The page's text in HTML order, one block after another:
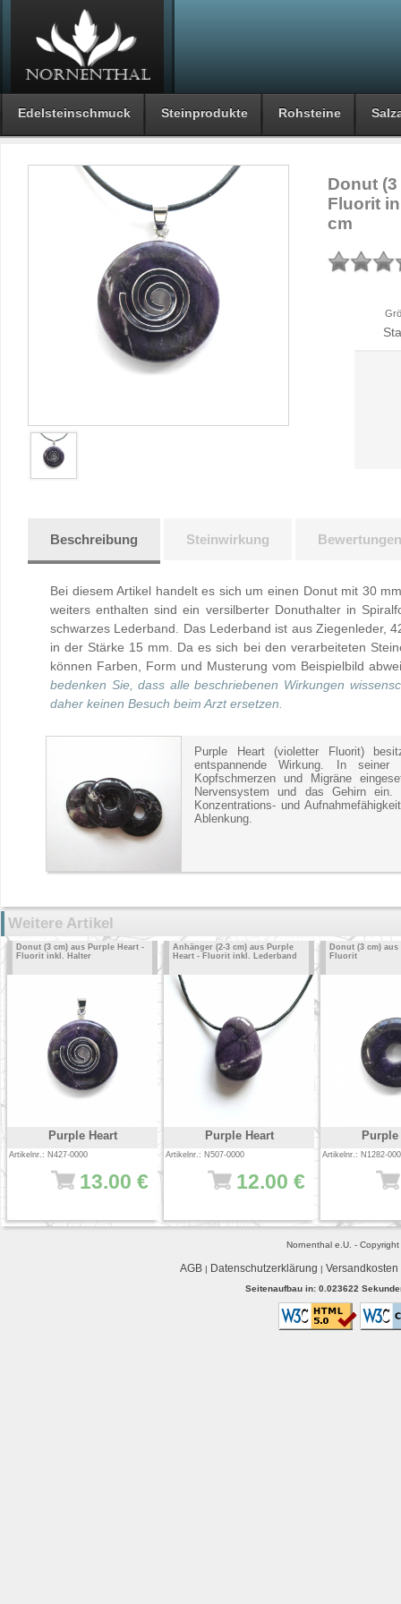
Edelsteinschmuck Steinprodukte Rohsteine
Donut
Fluorit
cm
Beschreibung Steinwirkung Bewertungen
Bei diesem Artikel handelt es sich um einen Donut mit 30
weiters enthalten sind ein versilberter Donuthalter in
schwarzes Lederband. Das Lederband ist aus Ziegenleder,
in der Stärke 15 mm. Da es sich bei den verarbeiteten
können Farben, Form und Musterung vom Beispielbild
bedenken Sie, dass alle beschriebenen Wirkungen
daher keinen Besuch beim Arzt ersetzen.
Purple Heart (violetter Fluorit)
entspannende Wirkung. In
Kopfschmerzen und Migräne
Nervensystem und das Gehirn
Konzentrations- und
Ablenkung.
Weitere Artikel
Donut (3 cm) aus Purple Heart -
Fluorit inkl. Halter
Purple Heart
Artikelnr.: N427-0000
13.00 €
Anhänger (2-3 cm) aus Purple
Heart - Fluorit inkl. Lederband
Purple Heart
Artikelnr.: N507-0000
12.00 €
Donut (3 cm)
Fluorit
Purple
Artikelnr.: N1282-
Nornenthal e.U. -
AGB| Datenschutzerklärung | Versandkosten
Seitenaufbau in: 0.023622